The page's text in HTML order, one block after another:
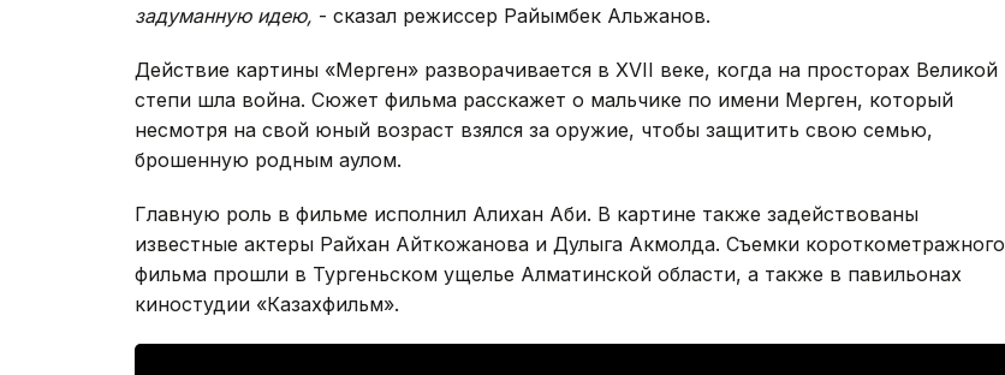
задуманную идею, - сказал режиссер Райымбек Альжанов.
Действие картины «Мерген» разворачивается в XVII веке, когда на просторах Великой
степи шла война. Сюжет фильма расскажет о мальчике по имени Мерген, который
несмотря на свой юный возраст взялся за оружие, чтобы защитить свою семью,
брошенную родным аулом.
Главную роль в фильме исполнил Алихан Аби. В картине также задействованы
известные актеры Райхан Айткожанова и Дулыга Акмолда. Съемки короткометражного
фильма прошли в Тургеньском ущелье Алматинской области, а также в павильонах
киностудии «Казахфильм».